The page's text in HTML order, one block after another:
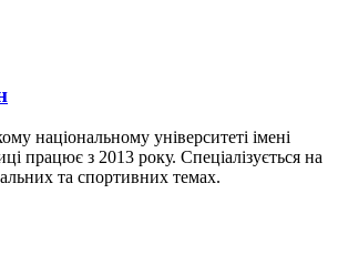
національному університеті імені
працює з 2013 року. Спеціалізується на
та спортивних темах.